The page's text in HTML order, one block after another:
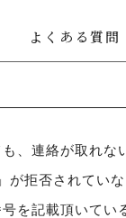
よくある質問
、連絡が取れな
が拒否されてい
を記載頂いてい